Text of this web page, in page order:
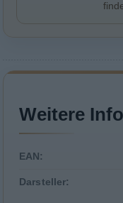
Weitere
EAN:
Darsteller: